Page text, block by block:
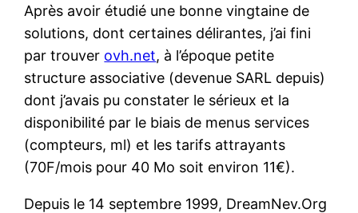
Après avoir étudié une bonne vingtaine de
solutions, dont certaines délirantes, j’ai fini
par trouver ovh.net, à l’époque petite
structure associative (devenue SARL depuis)
dont j’avais pu constater le sérieux et la
disponibilité par le biais de menus services
(compteurs, ml) et les tarifs attrayants
(70F/mois pour 40 Mo soit environ 11€).
Depuis le 14 septembre 1999, DreamNev.Org